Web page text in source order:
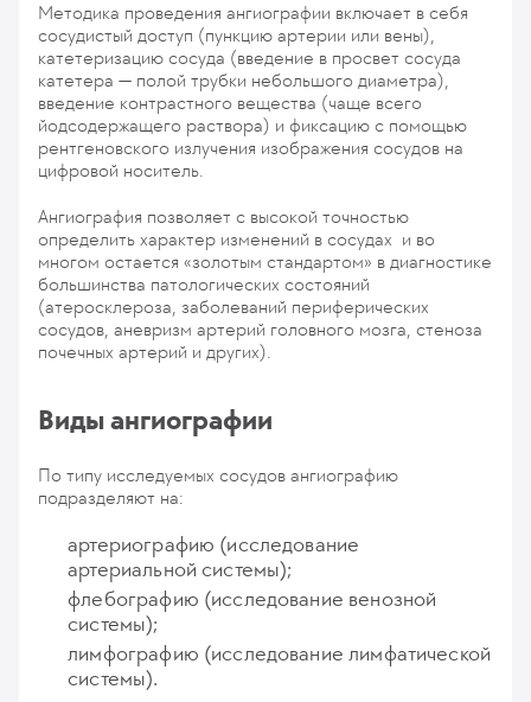
Методика проведения ангиографии включает в себя
сосудистый доступ (пункцию артерии или вены),
катетеризацию сосуда (введение в просвет сосуда
катетера — полой трубки небольшого диаметра),
введение контрастного вещества (чаще всего
йодсодержащего раствора) и фиксацию с помощью
рентгеновского излучения изображения сосудов на
цифровой носитель.
Ангиография позволяет с высокой точностью
определить характер изменений в сосудах и во
многом остается «золотым стандартом» в диагностике
большинства патологических состояний
(атеросклероза, заболеваний периферических
сосудов, аневризм артерий головного мозга, стеноза
почечных артерий и других).
Виды ангиографии
По типу исследуемых сосудов ангиографию
подразделяют на:
артериографию (исследование
артериальной системы);
флебографию (исследование венозной
системы);
лимфографию (исследование лимфатической
системы).